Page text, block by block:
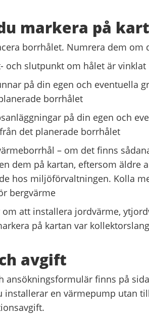
markera på
borrhålet. Numrera dem om
och slutpunkt om hålet är vinklat
på din egen och eventuella
borrhålet
på din egen och
det planerade borrhålet
– om det finns
dem på kartan, eftersom äldre
hos miljöförvaltningen. Kolla
bergvärme
om att installera jordvärme,
på kartan var
avgift
ansökningsformulär finns på
installerar en värmepump utan